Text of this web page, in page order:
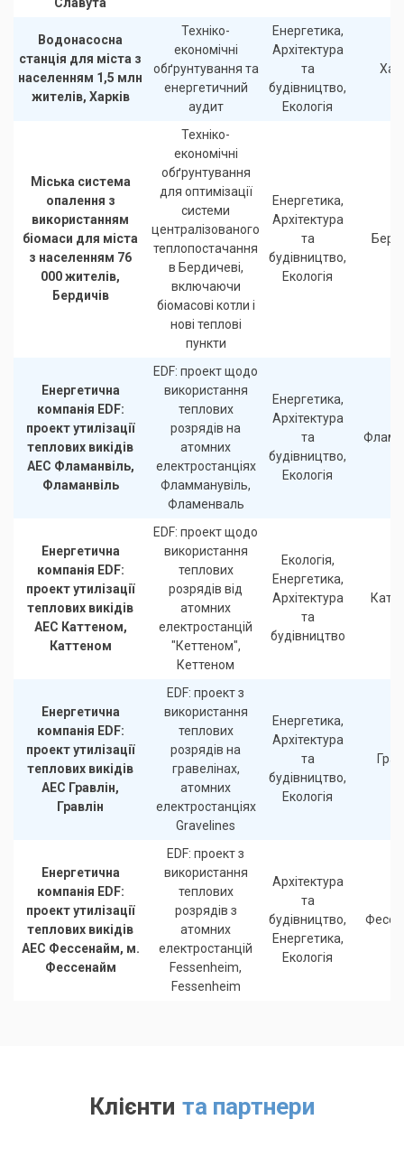
Водонасосна
станція для міста з
населенням 1,5 млн
жителів, Харків
Техніко-
економічні
обґрунтування та
енергетичний
аудит
Енергетика,
Архітектура
та
будівництво,
Екологія
Міська система
опалення з
використанням
біомаси для міста
з населенням 76
000 жителів,
Бердичів
Техніко-
економічні
обґрунтування
для оптимізації
системи
централізованого
теплопостачання
в Бердичеві,
включаючи
біомасові котли і
нові теплові
пункти
Енергетика,
Архітектура
та
будівництво,
Екологія
Енергетична
компанія EDF:
проект утилізації
теплових викідів
АЕС Фламанвіль,
Фламанвіль
EDF: проект щодо
використання
теплових
розрядів на
атомних
електростанціях
Фламманувіль,
Фламенваль
Енергетика,
Архітектура
та
будівництво,
Екологія
Енергетична
компанія EDF:
проект утилізації
теплових викідів
АЕС Каттеном,
Каттеном
EDF: проект щодо
використання
теплових
розрядів від
атомних
електростанцій
"Кеттеном",
Кеттеном
Екологія,
Енергетика,
Архітектура
та
будівництво
Енергетична
компанія EDF:
проект утилізації
теплових викідів
АЕС Гравлін,
Гравлін
EDF: проект з
використання
теплових
розрядів на
гравелінах,
атомних
електростанціях
Gravelines
Енергетика,
Архітектура
та
будівництво,
Екологія
Енергетична
компанія EDF:
проект утилізації
теплових викідів
АЕС Фессенайм, м.
Фессенайм
EDF: проект з
використання
теплових
розрядів з
атомних
електростанцій
Fessenheim,
Fessenheim
Архітектура
та
будівництво,
Енергетика,
Екологія
Клієнти та партнери